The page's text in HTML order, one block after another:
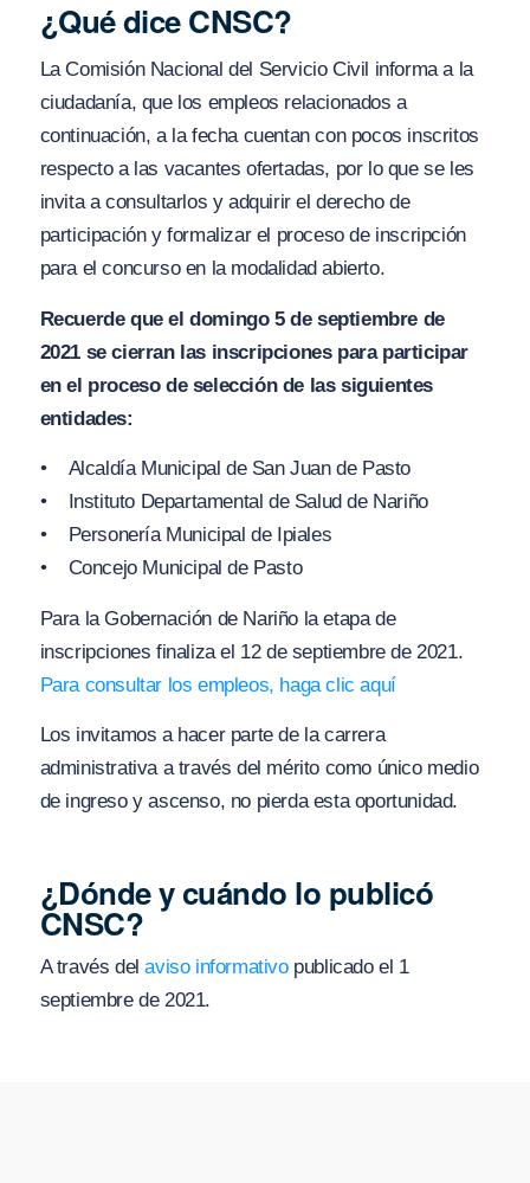
¿Qué dice CNSC?
La Comisión Nacional del Servicio Civil informa a la
ciudadanía, que los empleos relacionados a
continuación, a la fecha cuentan con pocos inscritos
respecto a las vacantes ofertadas, por lo que se les
invita a consultarlos y adquirir el derecho de
participación y formalizar el proceso de inscripción
para el concurso en la modalidad abierto.
Recuerde que el domingo 5 de septiembre de
2021 se cierran las inscripciones para participar
en el proceso de selección de las siguientes
entidades:
• Alcaldía Municipal de San Juan de Pasto
• Instituto Departamental de Salud de Nariño
• Personería Municipal de Ipiales
• Concejo Municipal de Pasto
Para la Gobernación de Nariño la etapa de
inscripciones finaliza el 12 de septiembre de 2021.
Para consultar los empleos, haga clic aquí
Los invitamos a hacer parte de la carrera
administrativa a través del mérito como único medio
de ingreso y ascenso, no pierda esta oportunidad.
¿Dónde y cuándo lo publicó
CNSC?
A través delaviso informativopublicado el 1
septiembre de 2021.